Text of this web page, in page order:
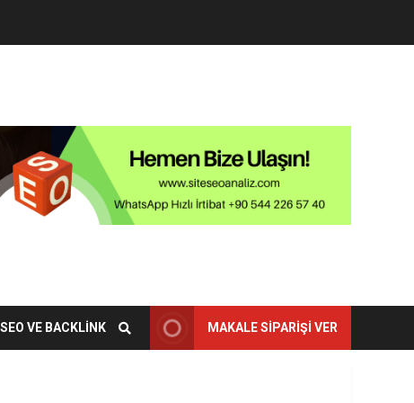
SEO VE BACKLINK MAKALE SIPARIŞI VER